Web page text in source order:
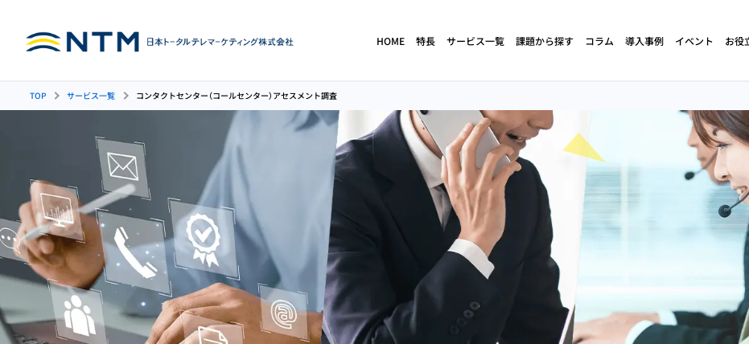
HOME 特長 サービス一覧
コンタクトセンター
（コールセンター）
代行（インバウンド）
カスタマーサポート
代行
アウトバウンド
コンタクトセンター
運用代行（アウトバウ
ンド）
インサイドセールス
代行サービス
立ち上げ・構築支援
コンタクトセンター
（コールセンター）
立ち上げ・構築支援
コンタクトセンター
（コールセンター）
アセスメント調査
育成・研修/人
コン
人材派
バッ
課題から探す
成
管理者（SV）育成・研修
人材不足・離職
コールセンターの
人材不足解消
コールセンターの
離職率が高い
売上・生産性向上
定期コースの解約阻止
業務改善・効率化
コラム 導入事例 イベント お役
TOP サービス一覧 コンタクトセンター（コールセンター）アセスメント調査